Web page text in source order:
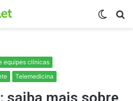
Switch
equipes clínicas
Telemedicina